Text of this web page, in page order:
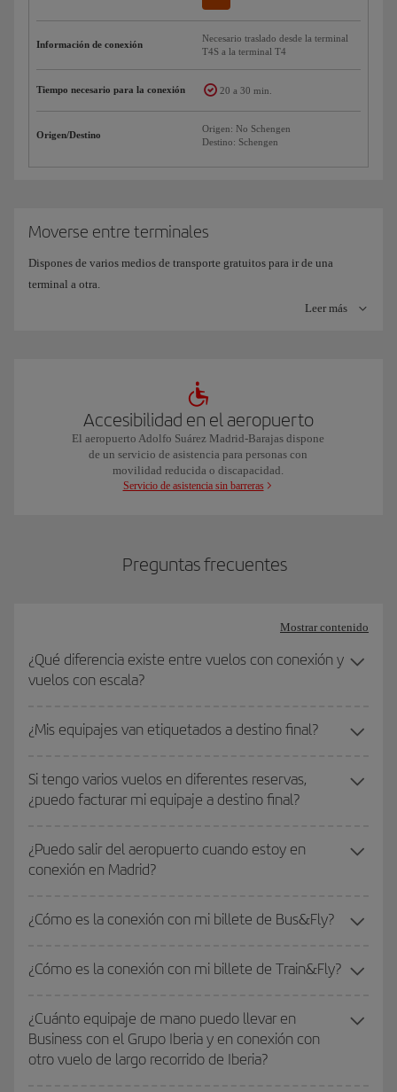
Información de conexión
Necesario traslado desde la terminal
T4S a la terminal T4
Tiempo necesario para la conexión 20 a 30 min.
Origen/Destino
Origen: No Schengen
Destino: Schengen
Moverse entre terminales
Dispones de varios medios de transporte gratuitos para ir de una
terminal a otra.
Y recuerda que si tu vuelo sale de la T4S, tendrás que acceder desde el
Bus de pasajeros en tránsito
Microbús gratuito Parking de largas estancias
Leer más
Accesibilidad en el aeropuerto
El aeropuerto Adolfo Suárez Madrid-Barajas dispone
de un servicio de asistencia para personas con
movilidad reducida o discapacidad.
Servicio de asistencia sin barreras
Preguntas frecuentes
Mostrar contenido
¿Qué diferencia existe entre vuelos con conexión y
vuelos con escala?
¿Mis equipajes van etiquetados a destino final?
Si tengo varios vuelos en diferentes reservas,
¿puedo facturar mi equipaje a destino final?
¿Puedo salir del aeropuerto cuando estoy en
conexión en Madrid?
¿Cómo es la conexión con mi billete de Bus&Fly?
¿Cómo es la conexión con mi billete de Train&Fly?
¿Cuánto equipaje de mano puedo llevar en
Business con el Grupo Iberia y en conexión con
otro vuelo de largo recorrido de Iberia?